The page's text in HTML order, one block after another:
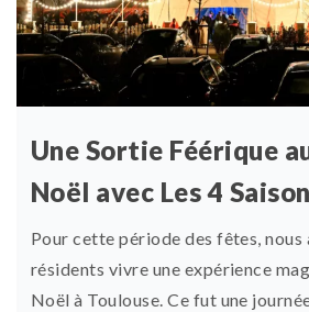
Une Sortie Féérique
Noël avec Les 4
Pour cette période des fêtes, nous
résidents vivre une expérience
Noël à Toulouse. Ce fut une